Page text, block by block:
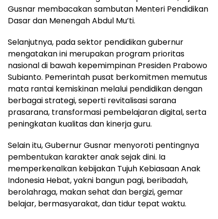
Gusnar membacakan sambutan Menteri Pendidikan
Dasar dan Menengah Abdul Mu’ti.
Selanjutnya, pada sektor pendidikan gubernur
mengatakan ini merupakan program prioritas
nasional di bawah kepemimpinan Presiden Prabowo
Subianto. Pemerintah pusat berkomitmen memutus
mata rantai kemiskinan melalui pendidikan dengan
berbagai strategi, seperti revitalisasi sarana
prasarana, transformasi pembelajaran digital, serta
peningkatan kualitas dan kinerja guru.
Selain itu, Gubernur Gusnar menyoroti pentingnya
pembentukan karakter anak sejak dini. Ia
memperkenalkan kebijakan Tujuh Kebiasaan Anak
Indonesia Hebat, yakni bangun pagi, beribadah,
berolahraga, makan sehat dan bergizi, gemar
belajar, bermasyarakat, dan tidur tepat waktu.